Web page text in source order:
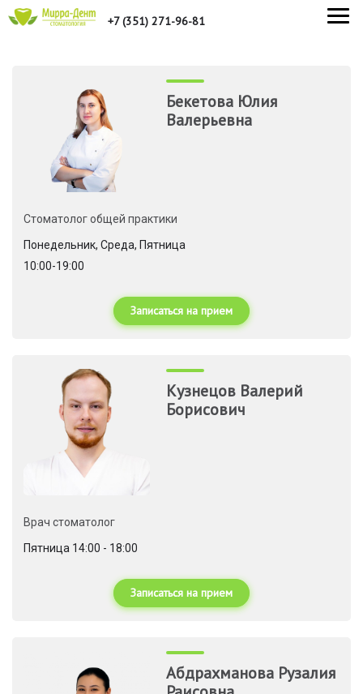
+7 (351) 271-96-81
Врачи
Бекетова Юлия
Валерьевна
Стоматолог общей практики
Понедельник, Среда, Пятница
10:00-19:00
Записаться на прием
Кузнецов Валерий
Борисович
Врач стоматолог
Пятница 14:00 - 18:00
Записаться на прием
Абдрахманова Рузалия